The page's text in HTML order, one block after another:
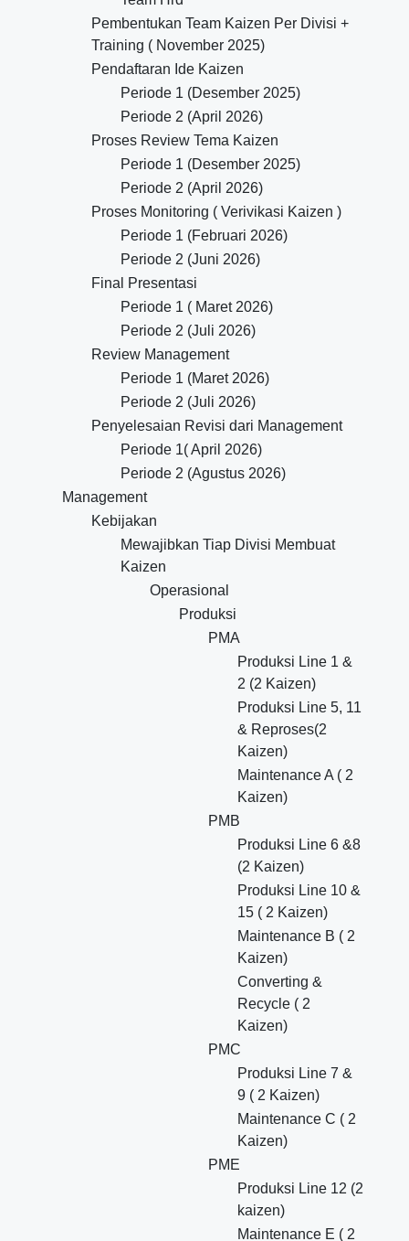
Pembentukan Team Kaizen Per Divisi +
Training ( November 2025)
Pendaftaran Ide Kaizen
Periode 1 (Desember 2025)
Periode 2 (April 2026)
Proses Review Tema Kaizen
Periode 1 (Desember 2025)
Periode 2 (April 2026)
Proses Monitoring ( Verivikasi Kaizen )
Periode 1 (Februari 2026)
Periode 2 (Juni 2026)
Final Presentasi
Periode 1 ( Maret 2026)
Periode 2 (Juli 2026)
Review Management
Periode 1 (Maret 2026)
Periode 2 (Juli 2026)
Penyelesaian Revisi dari Management
Periode 1( April 2026)
Periode 2 (Agustus 2026)
Management
Kebijakan
Mewajibkan Tiap Divisi Membuat
Kaizen
Operasional
Produksi
PMA
Produksi Line 1 &
2 (2 Kaizen)
Produksi Line 5, 11
& Reproses(2
Kaizen)
Maintenance A ( 2
Kaizen)
PMB
Produksi Line 6 &8
(2 Kaizen)
Produksi Line 10 &
15 ( 2 Kaizen)
Maintenance B ( 2
Kaizen)
Converting &
Recycle ( 2
Kaizen)
PMC
Produksi Line 7 &
9 ( 2 Kaizen)
Maintenance C ( 2
Kaizen)
PME
Produksi Line 12 (2
kaizen)
Maintenance E ( 2